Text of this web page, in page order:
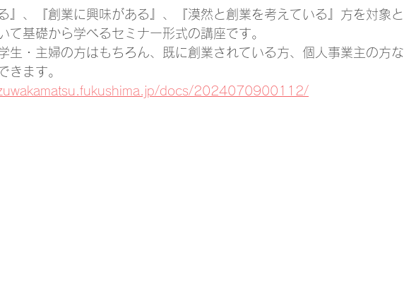
』、『創業に興味がある』、『漠然と創業を考えている』方を対象と
て基礎から学べるセミナー形式の講座です。
・主婦の方はもちろん、既に創業されている方、個人事業主の方な
きます。
docs/2024070900112/